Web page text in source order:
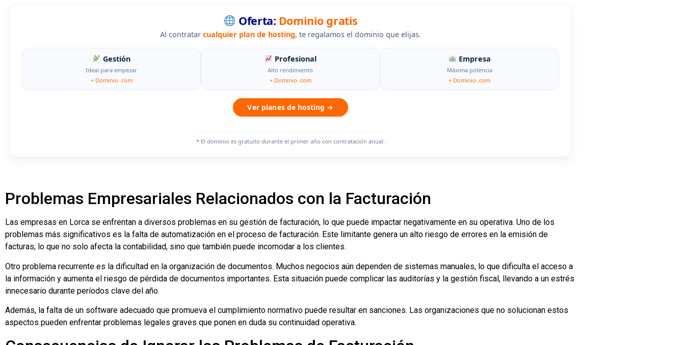
Oferta: Dominio gratis
Al contratar cualquier plan de hosting, te regalamos el dominio que elijas.
Gestión
Ideal para empezar
+ Dominio .com
Profesional
Alto rendimiento
+ Dominio .com
Empresa
Máxima potencia
+ Dominio .com
Ver planes de hosting →
* El dominio es gratuito durante el primer año con contratación anual.
Problemas Empresariales Relacionados con la Facturación
Las empresas en Lorca se enfrentan a diversos problemas en su gestión de facturación, lo que puede impactar negativamente en su operativa. Uno de los
problemas más significativos es la falta de automatización en el proceso de facturación. Este limitante genera un alto riesgo de errores en la emisión de
facturas, lo que no solo afecta la contabilidad, sino que también puede incomodar a los clientes.
Otro problema recurrente es la dificultad en la organización de documentos. Muchos negocios aún dependen de sistemas manuales, lo que dificulta el acceso a
la información y aumenta el riesgo de pérdida de documentos importantes. Esta situación puede complicar las auditorías y la gestión fiscal, llevando a un estrés
innecesario durante períodos clave del año.
Además, la falta de un software adecuado que promueva el cumplimiento normativo puede resultar en sanciones. Las organizaciones que no solucionan estos
aspectos pueden enfrentar problemas legales graves que ponen en duda su continuidad operativa.